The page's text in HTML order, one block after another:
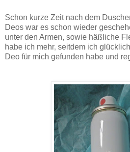
Schon kurze Zeit nach dem
Deos war es schon wieder
unter den Armen, sowie häßliche
habe ich mehr, seitdem ich
Deo für mich gefunden habe und